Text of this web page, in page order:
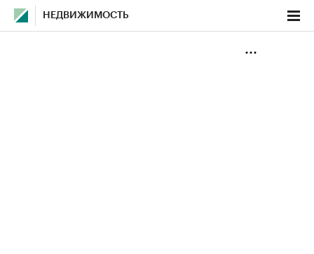
НЕДВИЖИМОСТЬ